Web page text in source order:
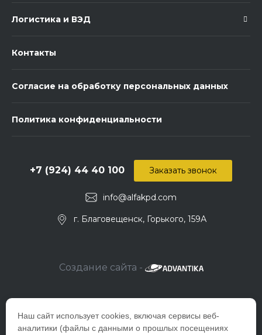
Наш сайт использует cookies, включая сервисы веб-
аналитики (файлы с данными о прошлых посещениях
Логистика и ВЭД
Контакты
Согласие на обработку персональных данных
Политика конфиденциальности
info@alfakpd.com
+7 (924) 44 40 100
г. Благовещенск, Горького, 159А
Заказать звонок
Создание сайта -